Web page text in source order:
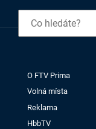
O FTV Prima
Volná místa
Reklama
HbbTV